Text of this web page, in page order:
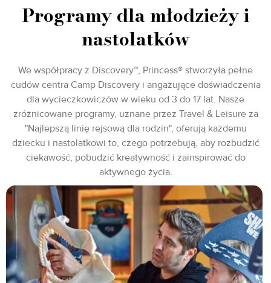
Programy dla młodzieży i
nastolatków
We współpracy z Discovery™, Princess® stworzyła pełne
cudów centra Camp Discovery i angażujące doświadczenia
dla wycieczkowiczów w wieku od 3 do 17 lat. Nasze
zróżnicowane programy, uznane przez Travel & Leisure za
"Najlepszą linię rejsową dla rodzin", oferują każdemu
dziecku i nastolatkowi to, czego potrzebują, aby rozbudzić
ciekawość, pobudzić kreatywność i zainspirować do
aktywnego życia.